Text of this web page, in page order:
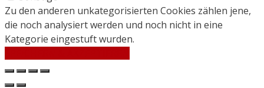
Zu den anderen unkategorisierten Cookies zählen jene,
die noch analysiert werden und noch nicht in eine
Kategorie eingestuft wurden.